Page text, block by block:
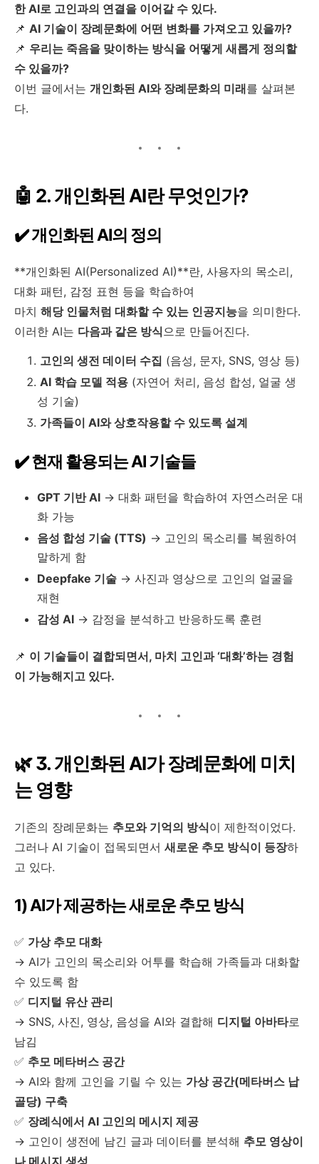
한 AI로 고인과의 연결을 이어갈 수 있다.
📌 AI 기술이 장례문화에 어떤 변화를 가져오고 있을까?
📌 우리는 죽음을 맞이하는 방식을 어떻게 새롭게 정의할
수 있을까?
이번 글에서는 개인화된 AI와 장례문화의 미래를 살펴본
다.
🤖 2. 개인화된 AI란 무엇인가?
✔️ 개인화된 AI의 정의
**개인화된 AI(Personalized AI)**란, 사용자의 목소리,
대화 패턴, 감정 표현 등을 학습하여
마치 해당 인물처럼 대화할 수 있는 인공지능을 의미한다.
이러한 AI는 다음과 같은 방식으로 만들어진다.
고인의 생전 데이터 수집 (음성, 문자, SNS, 영상 등)
AI 학습 모델 적용 (자연어 처리, 음성 합성, 얼굴 생
성 기술)
가족들이 AI와 상호작용할 수 있도록 설계
✔️ 현재 활용되는 AI 기술들
GPT 기반 AI → 대화 패턴을 학습하여 자연스러운 대
화 가능
음성 합성 기술 (TTS) → 고인의 목소리를 복원하여
말하게 함
Deepfake 기술 → 사진과 영상으로 고인의 얼굴을
재현
감성 AI → 감정을 분석하고 반응하도록 훈련
📌 이 기술들이 결합되면서, 마치 고인과 ‘대화’하는 경험
이 가능해지고 있다.
🌿 3. 개인화된 AI가 장례문화에 미치
는 영향
기존의 장례문화는 추모와 기억의 방식이 제한적이었다.
그러나 AI 기술이 접목되면서 새로운 추모 방식이 등장하
고 있다.
1) AI가 제공하는 새로운 추모 방식
✅ 가상 추모 대화
→ AI가 고인의 목소리와 어투를 학습해 가족들과 대화할
수 있도록 함
✅ 디지털 유산 관리
→ SNS, 사진, 영상, 음성을 AI와 결합해 디지털 아바타로
남김
✅ 추모 메타버스 공간
→ AI와 함께 고인을 기릴 수 있는 가상 공간(메타버스 납
골당) 구축
✅ 장례식에서 AI 고인의 메시지 제공
→ 고인이 생전에 남긴 글과 데이터를 분석해 추모 영상이
나 메시지 생성